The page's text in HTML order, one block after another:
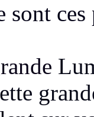
sont